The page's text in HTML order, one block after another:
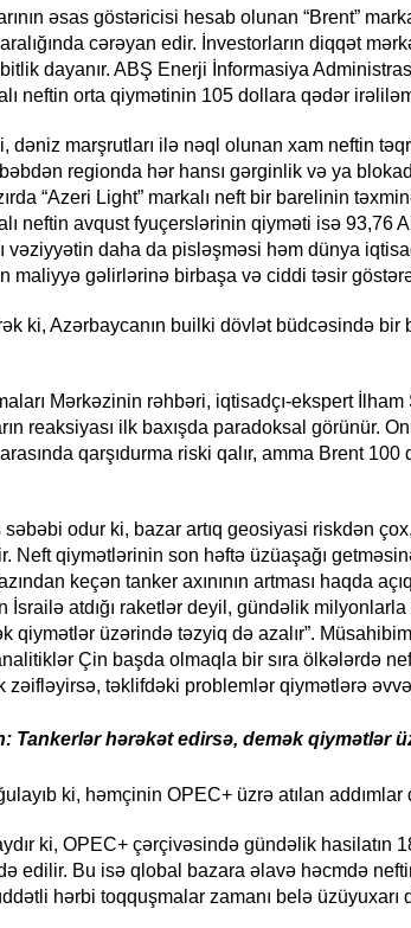
əsas göstəricisi hesab olunan “Brent”
cərəyan edir. İnvestorların diqqət
dayanır. ABŞ Enerji İnformasiya
neftin orta qiymətinin 105 dollara qədər
dəniz marşrutları ilə nəql olunan xam neftin
regionda hər hansı gərginlik və ya
“Azeri Light” markalı neft bir barelinin
neftin avqust fyuçerslərinin qiyməti isə 93,76
vəziyyətin daha da pisləşməsi həm dünya
maliyyə gəlirlərinə birbaşa və ciddi təsir
ki, Azərbaycanın builki dövlət büdcəsində bir
Mərkəzinin rəhbəri, iqtisadçı-ekspert
reaksiyası ilk baxışda paradoksal görünür.
qarşıdurma riski qalır, amma Brent
səbəbi odur ki, bazar artıq geosiyasi riskdən
Neft qiymətlərinin son həftə üzüaşağı
keçən tanker axınının artması haqda
İsrailə atdığı raketlər deyil, gündəlik
qiymətlər üzərində təzyiq də azalır”.
Çin başda olmaqla bir sıra ölkələrdə
zəifləyirsə, təklifdəki problemlər qiymətlərə
Tankerlər hərəkət edirsə, demək qiymətlər
ki, həmçinin OPEC+ üzrə atılan
ki, OPEC+ çərçivəsində gündəlik hasilatın
edilir. Bu isə qlobal bazara əlavə həcmdə
hərbi toqquşmalar zamanı belə